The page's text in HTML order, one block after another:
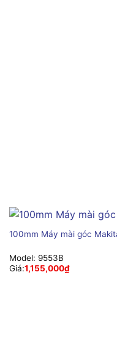
100mm Máy mài góc
Model: 9553B
Giá:1,155,000₫